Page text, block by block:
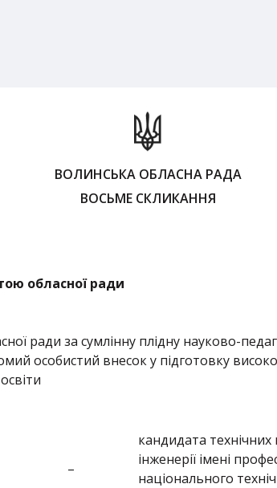
ВОЛИНСЬКА ОБЛАСНА РАДА
ВОСЬМЕ СКЛИКАННЯ
обласної ради
ради за сумлінну плідну науково-
особистий внесок у підготовку
–
кандидата
інженерії імені
національного